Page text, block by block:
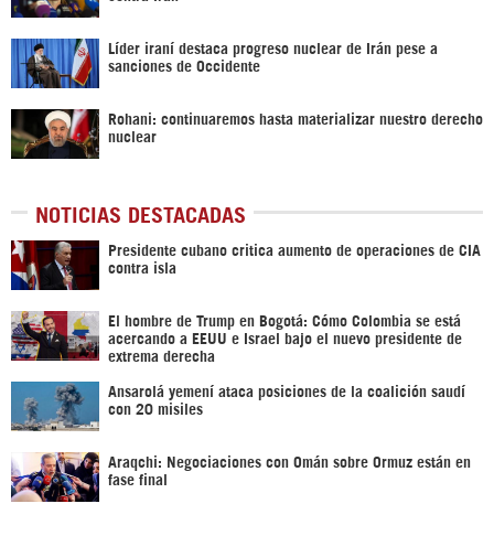
Líder iraní destaca progreso nuclear de Irán pese a
sanciones de Occidente
Rohani: continuaremos hasta materializar nuestro derecho
nuclear
NOTICIAS DESTACADAS
Presidente cubano critica aumento de operaciones de CIA
contra isla
El hombre de Trump en Bogotá: Cómo Colombia se está
acercando a EEUU e Israel bajo el nuevo presidente de
extrema derecha
Ansarolá yemení ataca posiciones de la coalición saudí
con 20 misiles
Araqchi: Negociaciones con Omán sobre Ormuz están en
fase final